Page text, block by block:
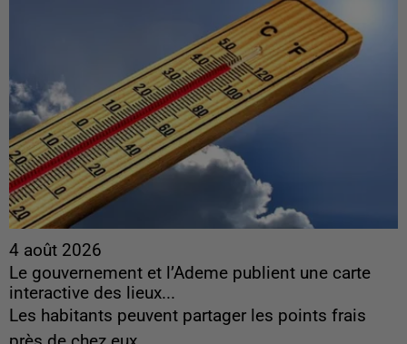
4 août 2026
Le gouvernement et l’Ademe publient une carte
interactive des lieux...
Les habitants peuvent partager les points frais